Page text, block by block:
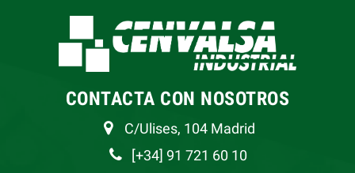
CONTACTA CON NOSOTROS
C/Ulises, 104 Madrid
[+34] 91 721 60 10